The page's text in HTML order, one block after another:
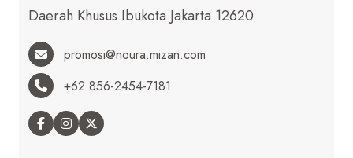
Daerah Khusus Ibukota Jakarta 12620
promosi@noura.mizan.com
+62 856-2454-7181